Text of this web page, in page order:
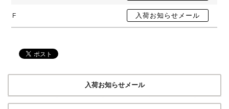
F
入荷お知らせメール